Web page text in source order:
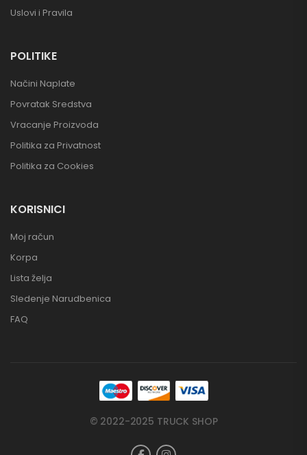
Uslovi i Pravila
POLITIKE
Načini Naplate
Povratak Sredstva
Vracanje Proizvoda
Politika za Privatnost
Politika za Cookies
KORISNICI
Moj račun
Korpa
Lista želja
Sledenje Narudbenica
FAQ
© 2022-2025 TRUCK SHOP